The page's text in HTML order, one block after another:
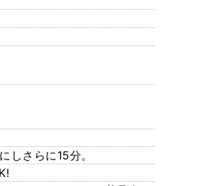
さらに15分。